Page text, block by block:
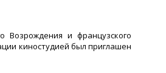
Возрождения и французского
киностудией был приглашен